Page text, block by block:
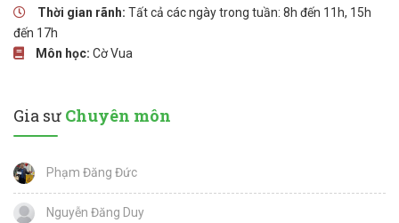
Thời gian rãnh: Tất cả các ngày trong tuần: 8h đến 11h, 15h
đến 17h
Môn học: Cờ Vua
Gia sư Chuyên môn
Phạm Đăng Đức
Nguyễn Đăng Duy